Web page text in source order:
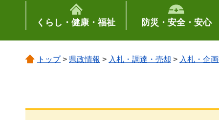
くらし・健康・福祉 防災・安全・安心
トップ> 県政情報 > 入札・調達・売却 > 入札・企